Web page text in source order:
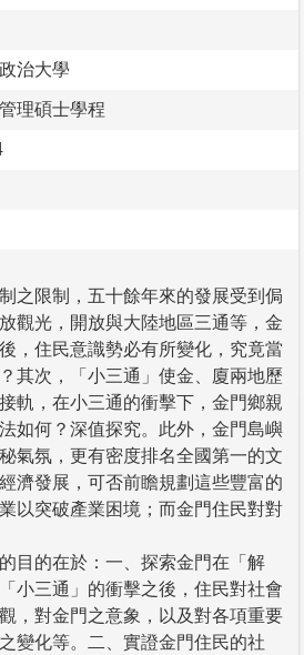
治大學
理碩士學程
之限制，五十餘年來的發展受到侷
觀光，開放與大陸地區三通等，金
，住民意識勢必有所變化，究竟當
其次，「小三通」使金、廈兩地歷
軌，在小三通的衝擊下，金門鄉親
如何？深值探究。此外，金門島嶼
氣氛，更有密度排名全國第一的文
濟發展，可否前瞻規劃這些豐富的
以突破產業困境；而金門住民對對
目的在於：一、探索金門在「解
小三通」的衝擊之後，住民對社會
，對金門之意象，以及對各項重要
變化等。二、實證金門住民的社